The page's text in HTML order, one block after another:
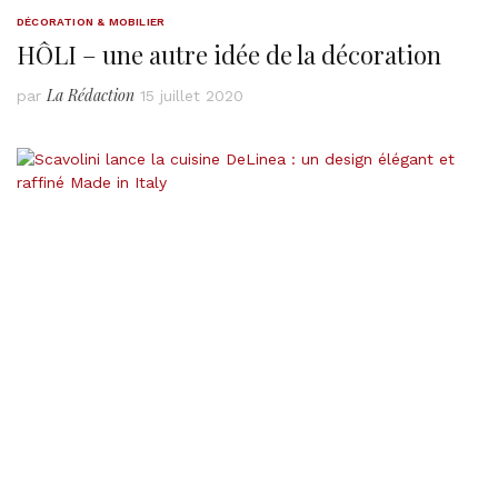
DÉCORATION & MOBILIER
HÔLI – une autre idée de la décoration
par La Rédaction 15 juillet 2020